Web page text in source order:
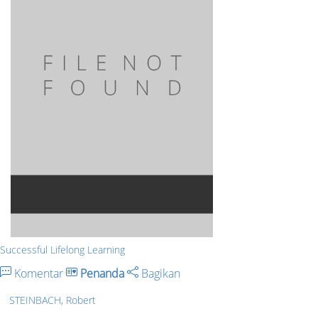
Successful Lifelong Learning
Komentar Penanda Bagikan
STEINBACH, Robert